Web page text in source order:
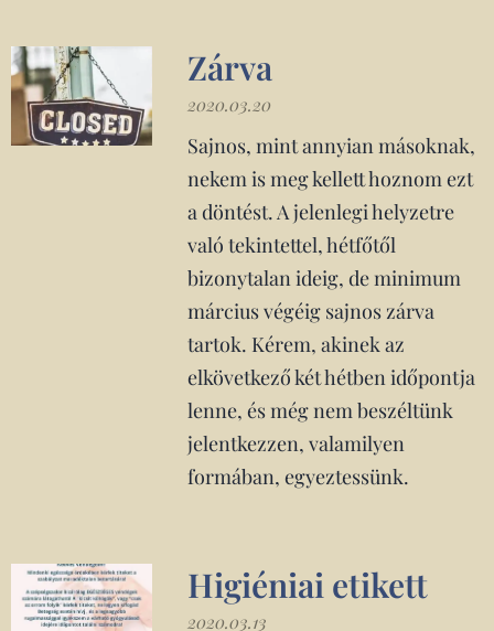
Zárva
2020.03.20
Sajnos, mint annyian másoknak,
nekem is meg kellett hoznom ezt
a döntést. A jelenlegi helyzetre
való tekintettel, hétfőtől
bizonytalan ideig, de minimum
március végéig sajnos zárva
tartok. Kérem, akinek az
elkövetkező két hétben időpontja
lenne, és még nem beszéltünk
jelentkezzen, valamilyen
formában, egyeztessünk.
Higiéniai etikett
2020.03.13